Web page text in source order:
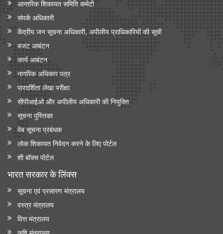
आन्‍तरिक शिकायत समिति कमेटी
संपर्क अधिकारी
केंद्रीय जन सूचना अधिकारी, अपीलीय प्राधिकारियों की सूची
बजट आबंटन
कार्य आबंटन
नागरिक अधिकार पत्र
पारदर्शिता लेखा परीक्षा
सीपीआईओ और अपी‍लीय अधिकारी की नियुक्ति
सूचना पुस्तिका
वेब सूचना प्रबंधक
लोक शिकायत निवेदन करने के लिए पोर्टल
शी बॉक्स पोर्टल
भारत सरकार के लिंक्‍स
सूचना एवं प्रसारण मंत्रालय
वस्त्र मंत्रालय
वित्त मंत्रालय